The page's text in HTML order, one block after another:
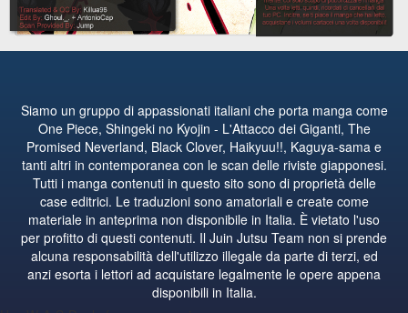
Siamo un gruppo di appassionati italiani che porta manga come
One Piece, Shingeki no Kyojin - L'Attacco dei Giganti, The
Promised Neverland, Black Clover, Haikyuu!!, Kaguya-sama e
tanti altri in contemporanea con le scan delle riviste giapponesi.
Tutti i manga contenuti in questo sito sono di proprietà delle
case editrici. Le traduzioni sono amatoriali e create come
materiale in anteprima non disponibile in Italia. È vietato l'uso
per profitto di questi contenuti. Il Juin Jutsu Team non si prende
alcuna responsabilità dell'utilizzo illegale da parte di terzi, ed
anzi esorta i lettori ad acquistare legalmente le opere appena
disponibili in Italia.